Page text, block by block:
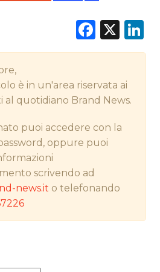
X
è in un'area riservata ai
al quotidiano Brand News.
puoi accedere con la
oppure puoi
scrivendo ad
news.it o telefonando